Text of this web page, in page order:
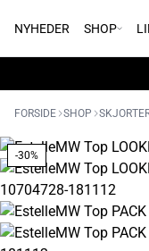
NYHEDER SHOP
FORSIDE SHOP
-30%